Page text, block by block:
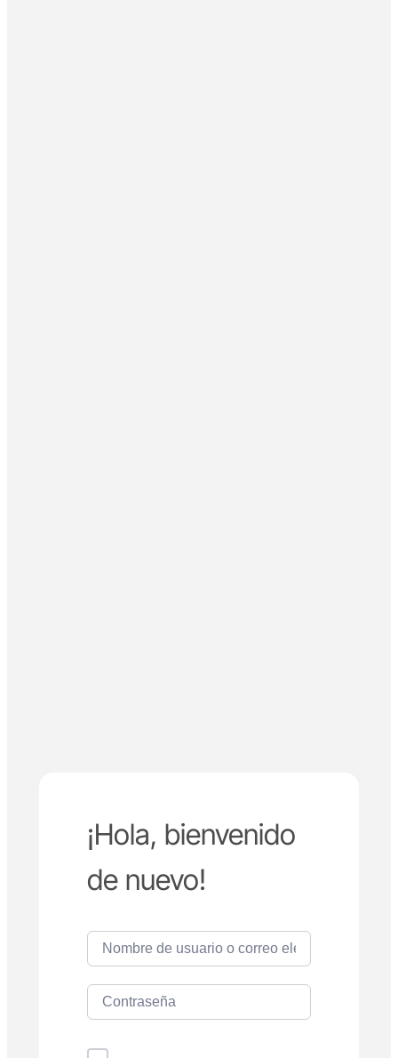
¡Hola, bienvenido
de nuevo!